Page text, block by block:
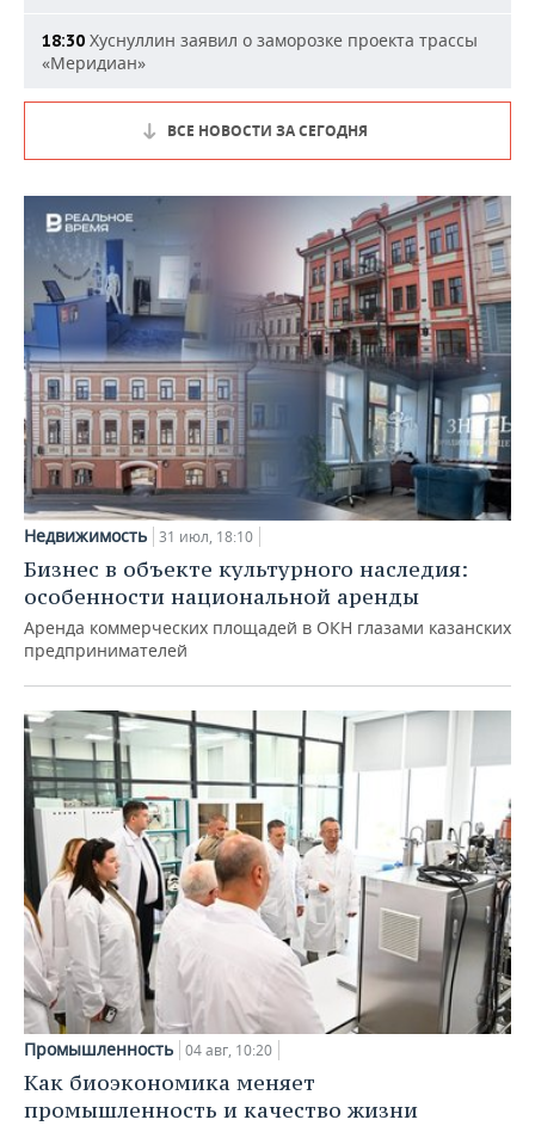
18:30 Хуснуллин заявил о заморозке проекта трассы
«Меридиан»
ВСЕ НОВОСТИ ЗА СЕГОДНЯ
Недвижимость 31 июл, 18:10
Бизнес в объекте культурного наследия:
особенности национальной аренды
Аренда коммерческих площадей в ОКН глазами казанских
предпринимателей
Промышленность 04 авг, 10:20
Как биоэкономика меняет
промышленность и качество жизни